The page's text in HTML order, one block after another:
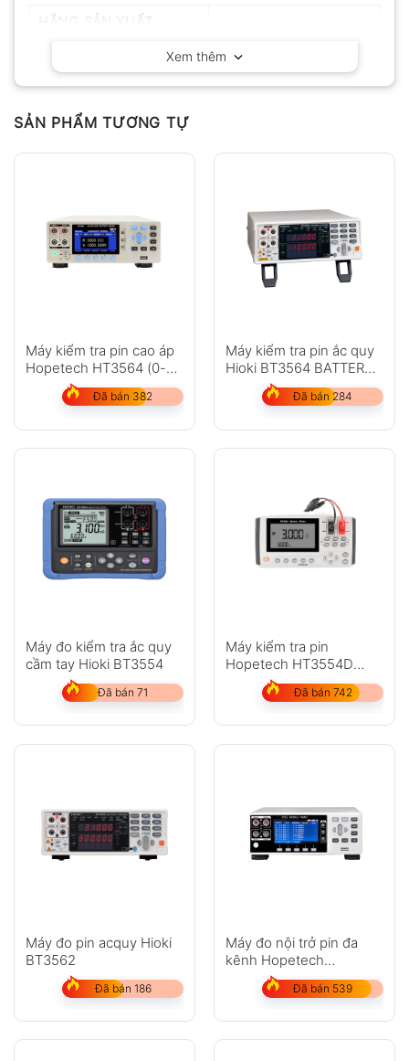
Xem thêm
SẢN PHẨM TƯƠNG TỰ
Máy kiểm tra pin cao áp
Hopetech HT3564 (0-
1000V)
Đã bán 382
Máy kiểm tra pin ắc quy
Hioki BT3564 BATTERY
HiTESTER
Đã bán 284
Máy đo kiểm tra ắc quy
cầm tay Hioki BT3554
Đã bán 71
Máy kiểm tra pin
Hopetech HT3554D
0,00001V ~ 1000,00V
Đã bán 742
Máy đo pin acquy Hioki
BT3562
Đã bán 186
Máy đo nội trở pin đa
kênh Hopetech
HT3563A-12
Đã bán 539